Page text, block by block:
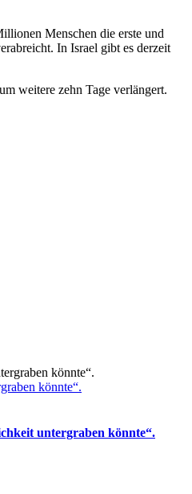
Menschen die erste und
In Israel gibt es derzeit
weitere zehn Tage verlängert.
könnte“.
untergraben könnte“.